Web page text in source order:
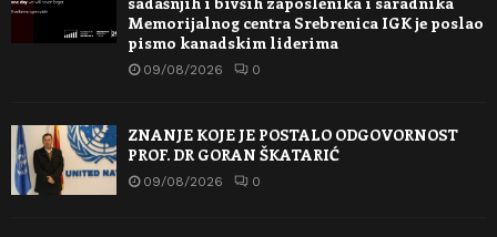
Memorijalnog centra Srebrenica IGK je poslao
pismo kanadskim liderima
09/08/2026 0
ZNANJE KOJE JE POSTALO ODGOVORNOST
PROF. DR GORAN ŠKATARIĆ
09/08/2026 0